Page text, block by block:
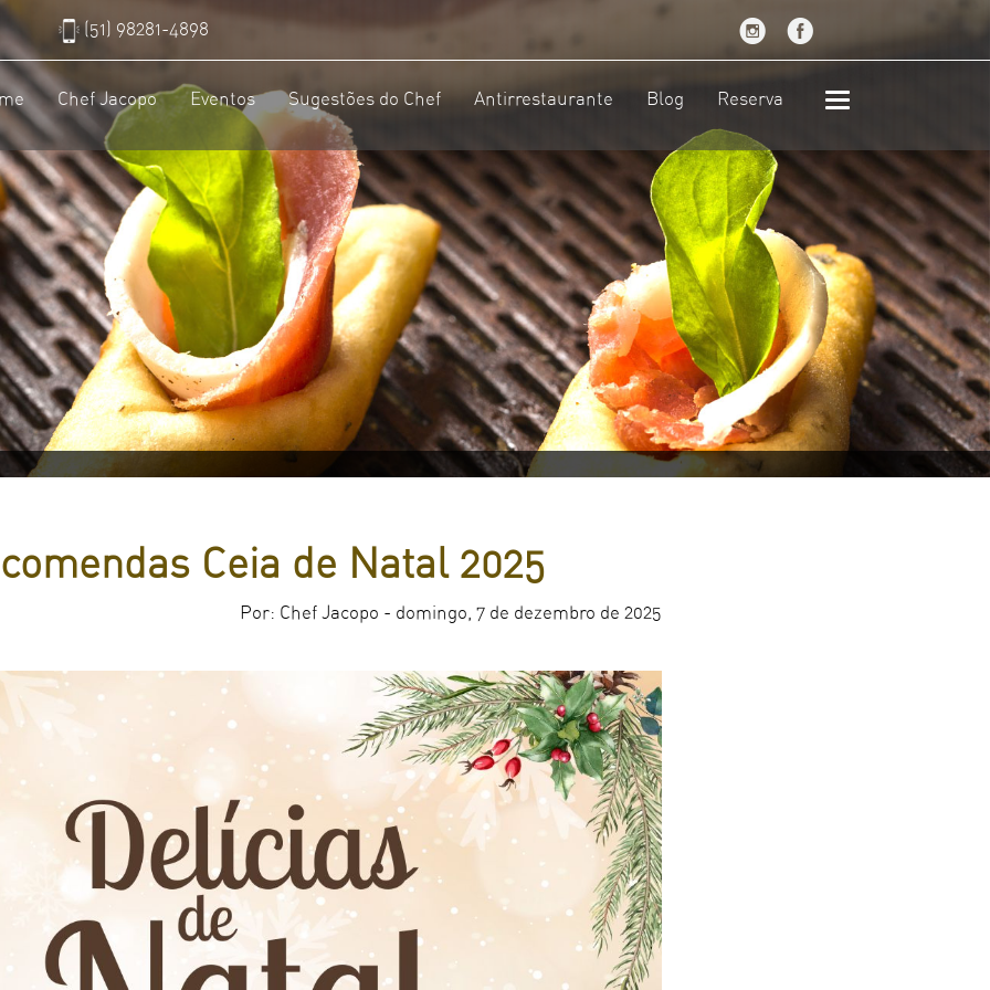
(51) 98281-4898
Toggle
Chef Jacopo Eventos Sugestões do Chef Antirrestaurante Blog Reserva
Ceia de Natal 2025
Por: Chef Jacopo - domingo, 7 de dezembro de 2025